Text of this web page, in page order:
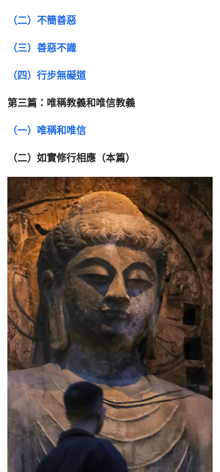
（二）不簡善惡
（三）善惡不識
（四）行步無礙道
第三篇：唯稱教義和唯信教義
（一）唯稱和唯信
（二）如實修行相應（本篇）